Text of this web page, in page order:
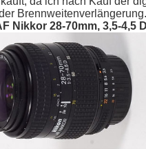
Brennweitenverlängerung.
Nikkor 28-70mm, 3,5-4,5